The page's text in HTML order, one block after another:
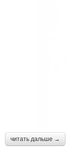
читать дальше →